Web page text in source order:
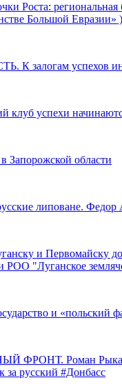
Роста: региональная
Большой Евразии» )
К залогам успехов
клуб успехи
Запорожской области
липоване. Федор
и Первомайску
РОО "Луганское
и «польский
ФРОНТ. Роман
за русский #Донбасс